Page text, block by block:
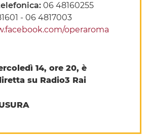
06 48160255
- 06 4817003
operaroma
14, ore 20, è
su Radio3 Rai